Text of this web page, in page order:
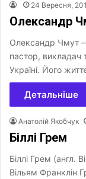
24 Вересня,
Олександр
Олександр Чмут —
пастор, викладач
Україні. Його
Детальніше
Анатолій Якобчук
Біллі Грем
Біллі Грем (англ.
Вільям Франклін